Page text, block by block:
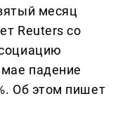
месяц
Reuters со
падение
Об этом пишет